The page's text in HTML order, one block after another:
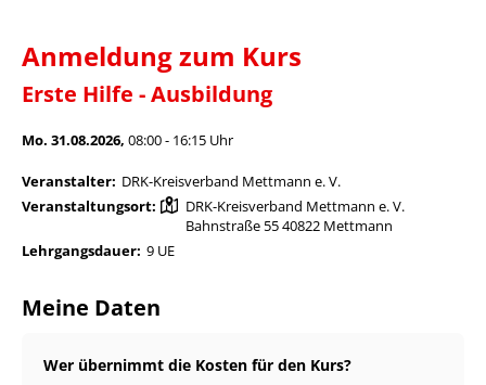
Anmeldung zum Kurs
Erste Hilfe - Ausbildung
Mo. 31.08.2026, 08:00 - 16:15 Uhr
Veranstalter: DRK-Kreisverband Mettmann e. V.
Veranstaltungsort:
DRK-Kreisverband Mettmann e. V.
Bahnstraße 55 40822 Mettmann
Lehrgangsdauer: 9 UE
Meine Daten
Wer übernimmt die Kosten für den Kurs?